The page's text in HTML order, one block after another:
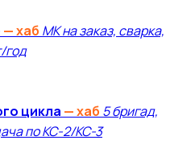
— хаб МК на заказ, сварка,
год
цикла — хаб 5 бригад,
по КС-2/КС-3